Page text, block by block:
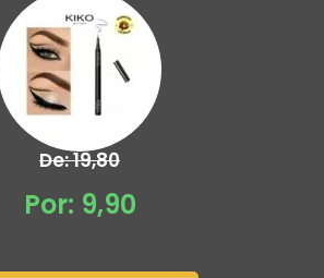
De: 19,80
Por: 9,90